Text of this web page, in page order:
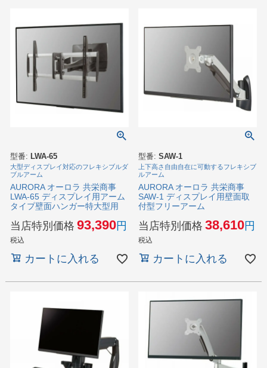
型番: LWA-65
大型ディスプレイ対応のフレキシブルダ
ブルアーム
AURORA オーロラ 共栄商事
LWA-65 ディスプレイ用アーム
タイプ壁面ハンガー特大型用
当店特別価格 93,390
税込
カートに入れる
型番: SAW-1
上下高さ自由自在に可動するフレキシブ
ルアーム
AURORA オーロラ 共栄商事
SAW-1 ディスプレイ用壁面取
付型フリーアーム
当店特別価格 38,610
税込
カートに入れる